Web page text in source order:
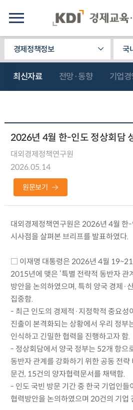
경제정책정보 국
최신자료 전망·동향 기업경
2026년 4월 한-인도 정상회담
대외경제정책연구원
2026.05.14
원문보기
대외경제정책연구원은 2026년 4월 한
시사점을 살펴본 브리프를 발표하였다.
□ 이재명 대통령은 2026년 4월 19~21
2015년에 맺은 ‘특별 전략적 동반자 관
방안을 논의하였으며, 특히 양국 경제·
집중함.
- 최근 인도의 경제적·지정학적 중요성
진출이 본격화되는 상황에서 우리 정부
인식하고 긴밀한 협력을 진행하고자 함.
- 정상회담에서 양국 정부는 52개 항으
동반자 관계를 강화하기 위한 공동 전략
문건, 15건의 양자협력문서를 채택함.
- 인도 국빈 방문 기간 중 한국 기업인들
협력방안을 논의하였으며 20건의 기업